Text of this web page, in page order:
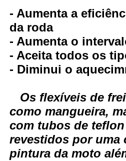
- Aumenta a
da roda
- Aumenta o
- Aceita todos os
- Diminui o
Os flexíveis de
como mangueira,
com tubos de
revestidos por uma
pintura da moto